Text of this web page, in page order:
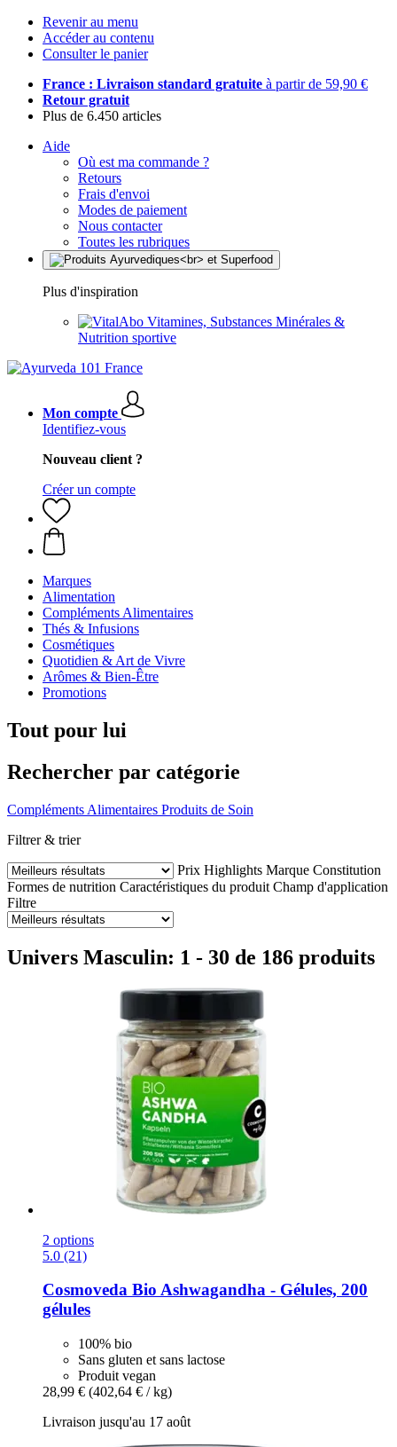
Revenir au menu
Accéder au contenu
Consulter le panier
France : Livraison standard gratuite à partir de 59,90 €
Retour gratuit
Plus de 6.450 articles
Aide
Où est ma commande ?
Retours
Frais d'envoi
Modes de paiement
Nous contacter
Toutes les rubriques
Plus d'inspiration
Vitamines, Substances Minérales &
Nutrition sportive
Mon compte
Identifiez-vous
Nouveau client ?
Créer un compte
Marques
Alimentation
Compléments Alimentaires
Thés & Infusions
Cosmétiques
Quotidien & Art de Vivre
Arômes & Bien-Être
Promotions
Tout pour lui
Rechercher par catégorie
Compléments Alimentaires Produits de Soin
Filtrer & trier
Prix Highlights Marque Constitution
Formes de nutrition Caractéristiques du produit Champ d'application
Filtre
Univers Masculin: 1 - 30 de 186 produits
2 options
5.0 (21)
Cosmoveda Bio Ashwagandha -​ Gélules, 200
gélules
100% bio
Sans gluten et sans lactose
Produit vegan
28,99 € (402,64 € / kg)
Livraison jusqu'au 17 août